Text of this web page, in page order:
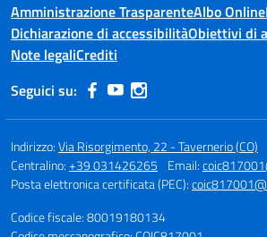
Amministrazione TrasparenteAlbo Online
Dichiarazione di accessibilitàObiettivi di
Note legaliCrediti
Seguici su:
Indirizzo:Via Risorgimento, 22 - Tavernerio (CO)
Centralino:+39 031426265 Email:
Posta elettronica certificata (PEC):
Codice fiscale: 80019180134